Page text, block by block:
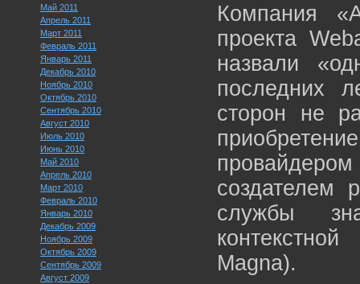
Май 2011
Апрель 2011
Март 2011
Февраль 2011
Январь 2011
Декабрь 2010
Ноябрь 2010
Октябрь 2010
Сентябрь 2010
Август 2010
Июль 2010
Июнь 2010
Май 2010
Апрель 2010
Март 2010
Февраль 2010
Январь 2010
Декабрь 2009
Ноябрь 2009
Октябрь 2009
Сентябрь 2009
Август 2009
Компания
проекта
назвали
последних
сторон не
создателем
службы
Magna).